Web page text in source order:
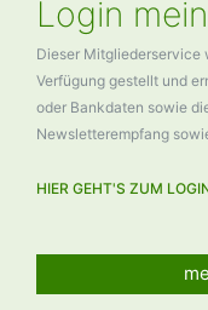
Login
Dieser Mitgliederservice
Verfügung gestellt und
oder Bankdaten sowie
Newsletterempfang
HIER GEHT'S ZUM